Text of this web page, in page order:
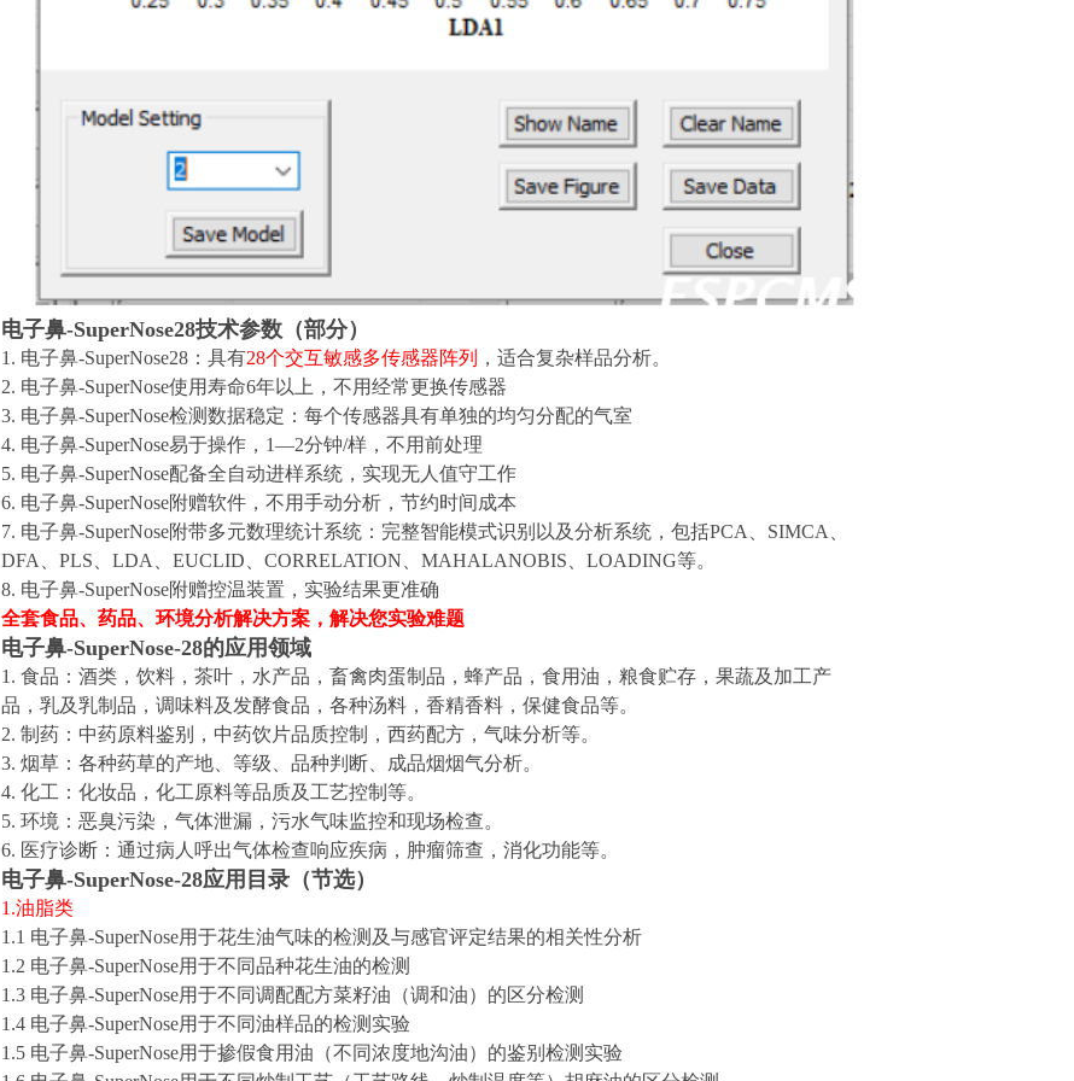
电子鼻-SuperNose28技术参数（部分）
1. 电子鼻-SuperNose28：具有28个交互敏感多传感器阵列
，适合复杂样品分析。
2. 电子鼻-SuperNose使用寿命6年以上，不用经常更换传感器
3. 电子鼻-SuperNose检测数据稳定：每个传感器具有单独的均匀分配的气室
4. 电子鼻-SuperNose易于操作，1—2分钟/样，不用前处理
5. 电子鼻-SuperNose配备全自动进样系统，实现无人值守工作
6. 电子鼻-SuperNose附赠软件，不用手动分析，节约时间成本
7. 电子鼻-SuperNose附带多元数理统计系统：完整智能模式识别以及分析系统，包括PCA、SIMCA、
DFA、PLS、LDA、EUCLID、CORRELATION、MAHALANOBIS、LOADING等。
8. 电子鼻-SuperNose附赠控温装置，实验结果更准确
全套食品、药品、环境分析解决方案，解决您实验难题
电子鼻-SuperNose-28的应用领域
1. 食品：酒类，饮料，茶叶，水产品，畜禽肉蛋制品，蜂产品，食用油，粮食贮存，果蔬及加工产
品，乳及乳制品，调味料及发酵食品，各种汤料，香精香料，保健食品等。
2. 制药：中药原料鉴别，中药饮片品质控制，西药配方，气味分析等。
3. 烟草：各种药草的产地、等级、品种判断、成品烟烟气分析。
4. 化工：化妆品，化工原料等品质及工艺控制等。
5. 环境：恶臭污染，气体泄漏，污水气味监控和现场检查。
6. 医疗诊断：通过病人呼出气体检查响应疾病，肿瘤筛查，消化功能等。
电子鼻-SuperNose-28应用目录（节选）
1.油脂类
1.1 电子鼻-SuperNose用于花生油气味的检测及与感官评定结果的相关性分析
1.2 电子鼻-SuperNose用于不同品种花生油的检测
1.3 电子鼻-SuperNose用于不同调配配方菜籽油（调和油）的区分检测
1.4 电子鼻-SuperNose用于不同油样品的检测实验
1.5 电子鼻-SuperNose用于掺假食用油（不同浓度地沟油）的鉴别检测实验